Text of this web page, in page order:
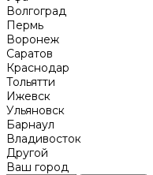
Волгоград
Пермь
Воронеж
Саратов
Краснодар
Тольятти
Ижевск
Ульяновск
Барнаул
Владивосток
Другой
Ваш город